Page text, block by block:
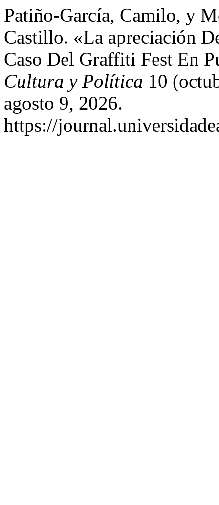
Patiño-García, Camilo, y
Castillo. «La apreciación
Caso Del Graffiti Fest En
Cultura y Política 10
agosto 9, 2026.
https://